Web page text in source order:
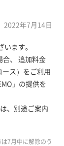
2022年7月14日
ます。
、 追加料金
ス）をご利用
」の提供を
、別途ご案内
7月中に解除のう